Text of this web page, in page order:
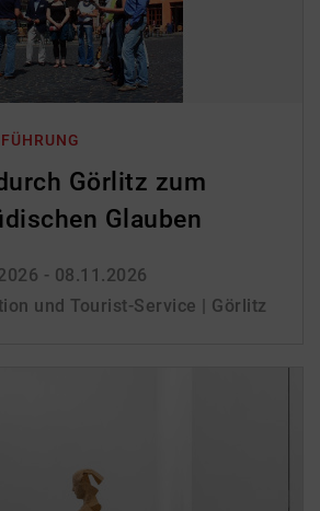
Görlitz zum
Glauben
- 08.11.2026
und Tourist-Service | Görlitz